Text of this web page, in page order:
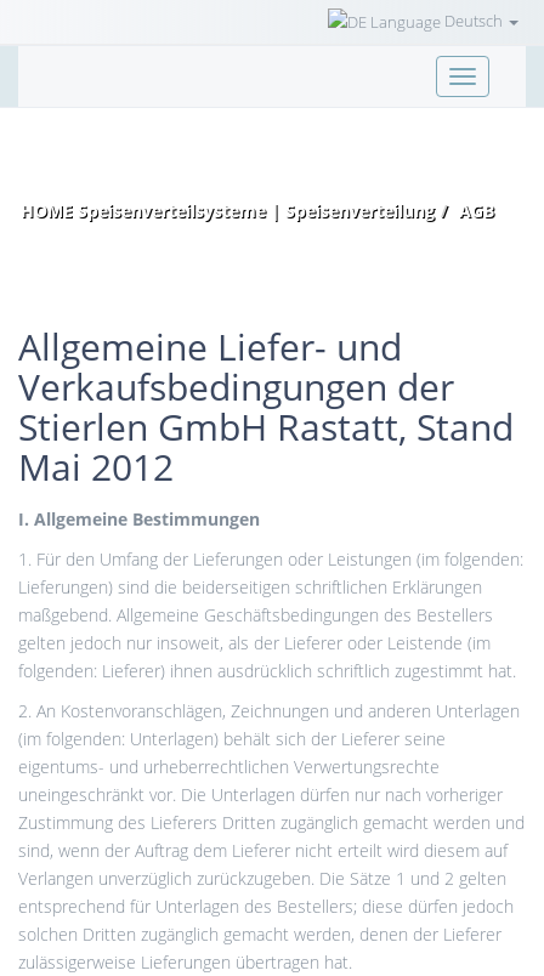
Deutsch
T
e
t
i
HOME Speisenverteilsysteme | Speisenverteilung AGB
Allgemeine Liefer- und
Verkaufsbedingungen der
Stierlen GmbH Rastatt, Stand
Mai 2012
I. Allgemeine Bestimmungen
1. Für den Umfang der Lieferungen oder Leistungen (im folgenden:
Lieferungen) sind die beiderseitigen schriftlichen Erklärungen
maßgebend. Allgemeine Geschäftsbedingungen des Bestellers
gelten jedoch nur insoweit, als der Lieferer oder Leistende (im
folgenden: Lieferer) ihnen ausdrücklich schriftlich zugestimmt hat.
2. An Kostenvoranschlägen, Zeichnungen und anderen Unterlagen
(im folgenden: Unterlagen) behält sich der Lieferer seine
eigentums- und urheberrechtlichen Verwertungsrechte
uneingeschränkt vor. Die Unterlagen dürfen nur nach vorheriger
Zustimmung des Lieferers Dritten zugänglich gemacht werden und
sind, wenn der Auftrag dem Lieferer nicht erteilt wird diesem auf
Verlangen unverzüglich zurückzugeben. Die Sätze 1 und 2 gelten
entsprechend für Unterlagen des Bestellers; diese dürfen jedoch
solchen Dritten zugänglich gemacht werden, denen der Lieferer
zulässigerweise Lieferungen übertragen hat.